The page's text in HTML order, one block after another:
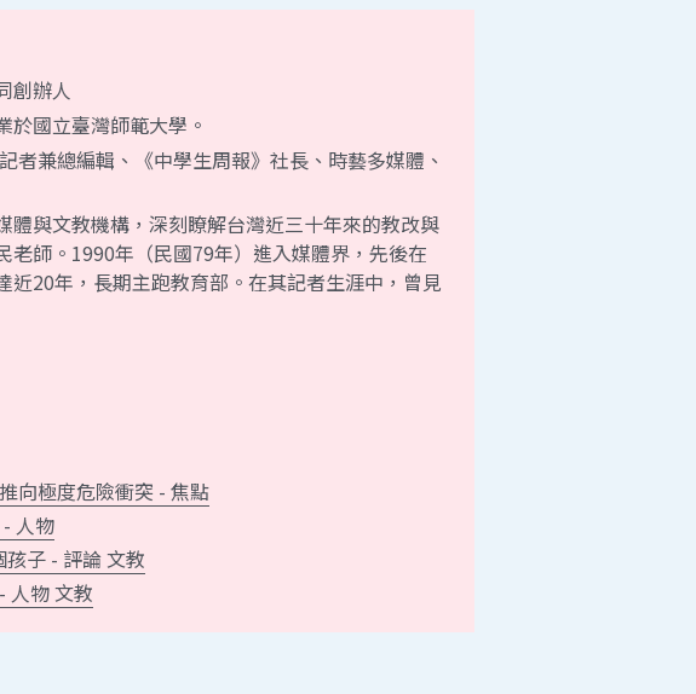
國立臺灣師範大學。
兼總編輯、《中學生周報》社長、時藝多媒體、
與文教機構，深刻瞭解台灣近三十年來的教改與
師。1990年（民國79年）進入媒體界，先後在
20年，長期主跑教育部。在其記者生涯中，曾見
極度危險衝突 - 焦點
物
子 - 評論 文教
物 文教